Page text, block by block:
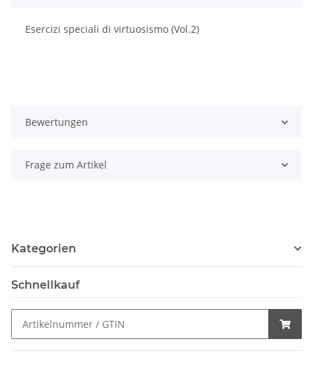
Esercizi speciali di virtuosismo (Vol.2)
Bewertungen
Frage zum Artikel
Kategorien
Schnellkauf